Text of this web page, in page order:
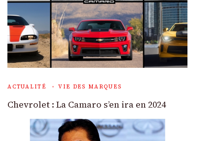
ACTUALITÉ VIE DES MARQUES
Chevrolet : La Camaro s’en ira en 2024